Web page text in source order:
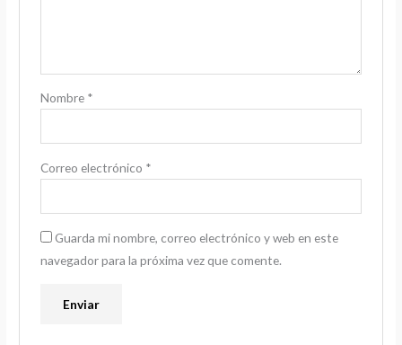
Nombre *
Correo electrónico *
Guarda mi nombre, correo electrónico y web en este
navegador para la próxima vez que comente.